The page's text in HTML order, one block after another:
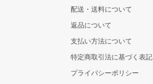
配送・送料について
返品について
支払い方法について
特定商取引法に基づく表記
プライバシーポリシー